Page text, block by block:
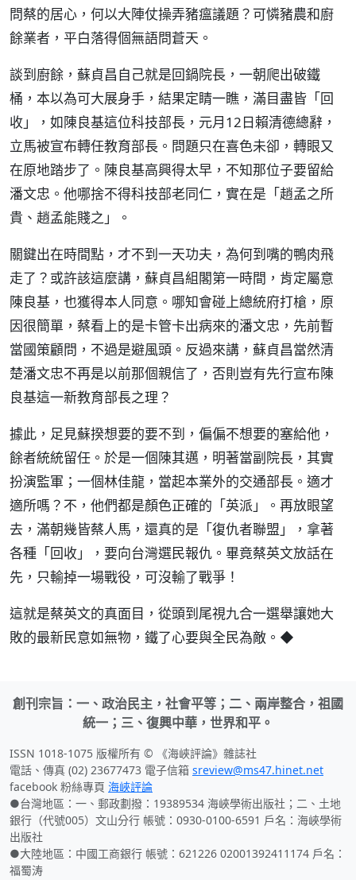
問蔡的居心，何以大陣仗操弄豬瘟議題？可憐豬農和廚
餘業者，平白落得個無語問蒼天。
談到廚餘，蘇貞昌自己就是回鍋院長，一朝爬出破鐵
桶，本以為可大展身手，結果定睛一瞧，滿目盡皆「回
收」，如陳良基這位科技部長，元月12日賴清德總辭，
立馬被宣布轉任教育部長。問題只在喜色未卻，轉眼又
在原地踏步了。陳良基高興得太早，不知那位子要留給
潘文忠。他哪捨不得科技部老同仁，實在是「趙孟之所
貴、趙孟能賤之」。
關鍵出在時間點，才不到一天功夫，為何到嘴的鴨肉飛
走了？或許該這麼講，蘇貞昌組閣第一時間，肯定屬意
陳良基，也獲得本人同意。哪知會碰上總統府打槍，原
因很簡單，蔡看上的是卡管卡出病來的潘文忠，先前暫
當國策顧問，不過是避風頭。反過來講，蘇貞昌當然清
楚潘文忠不再是以前那個親信了，否則豈有先行宣布陳
良基這一新教育部長之理？
據此，足見蘇揆想要的要不到，偏偏不想要的塞給他，
餘者統統留任。於是一個陳其邁，明著當副院長，其實
扮演監軍；一個林佳龍，當起本業外的交通部長。適才
適所嗎？不，他們都是顏色正確的「英派」。再放眼望
去，滿朝幾皆蔡人馬，還真的是「復仇者聯盟」，拿著
各種「回收」，要向台灣選民報仇。畢竟蔡英文放話在
先，只輸掉一場戰役，可沒輸了戰爭！
這就是蔡英文的真面目，從頭到尾視九合一選舉讓她大
敗的最新民意如無物，鐵了心要與全民為敵。◆
創刊宗旨：一、政治民主，社會平等；二、兩岸整合，祖國
統一；三、復興中華，世界和平。
ISSN 1018-1075 版權所有 © 《海峽評論》雜誌社
電話、傳真 (02) 23677473 電子信箱 sreview@ms47.hinet.net
facebook 粉絲專頁 海峽評論
●台灣地區：一、郵政劃撥：19389534 海峽學術出版社；二、土地
銀行（代號005）文山分行 帳號：0930-0100-6591 戶名：海峽學術
出版社
●大陸地區：中國工商銀行 帳號：621226 02001392411174 戶名：
福蜀涛